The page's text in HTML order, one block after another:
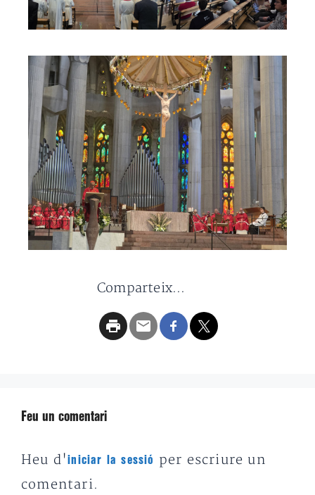
Comparteix...
Feu un comentari
Heu d'iniciar la sessió
per escriure un
comentari.